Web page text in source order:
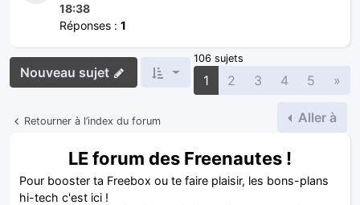
18:38
Réponses : 1
Nouveau sujet
106 sujets
1 2 3 4 5 »
Retourner à l’index du forum Aller à
LE forum des Freenautes !
Pour booster ta Freebox ou te faire plaisir, les bons-plans
hi-tech c'est ici !